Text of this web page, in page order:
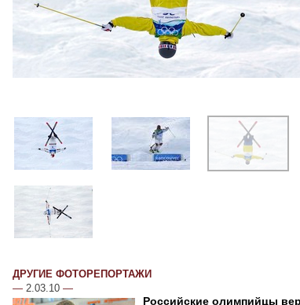
ДРУГИЕ ФОТОРЕПОРТАЖИ
— 2.03.10 —
Российские олимпийцы